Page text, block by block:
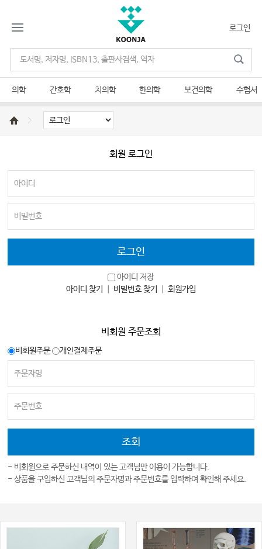
로그인
의학 간호학 치의학 한의학 보건의학 수험서
회원 로그인
아이디 저장
아이디 찾기
비밀번호 찾기 회원가입
비회원 주문조회
비회원주문 개인결제주문
- 비회원으로 주문하신 내역이 있는 고객님만 이용이 가능합니다.
- 상품을 구입하신 고객님의 주문자명과 주문번호를 입력하여 확인해 주세요.